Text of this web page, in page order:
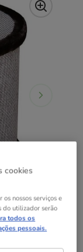
cookies
nossos serviços e
do utilizador serão
todos os
pessoais.